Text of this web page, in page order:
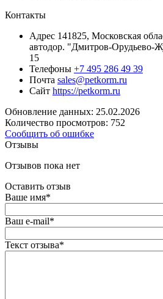
Контакты
Адрес 141825, Московская
автодор. "Дмитров-Орудьево-
15
Телефоны +7 495 286 49 39
Почта sales@petkorm.ru
Сайт https://petkorm.ru
Обновление данных: 25.02.2026
Количество просмотров: 752
Сообщить об ошибке
Отзывы
Отзывов пока нет
Оставить отзыв
Ваше имя*
Ваш e-mail*
Текст отзыва*